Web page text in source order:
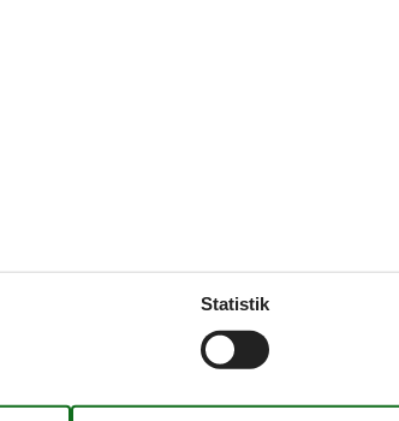
Internet
Mulighed for mørklægning af rummet
Røgalarm
Statistik